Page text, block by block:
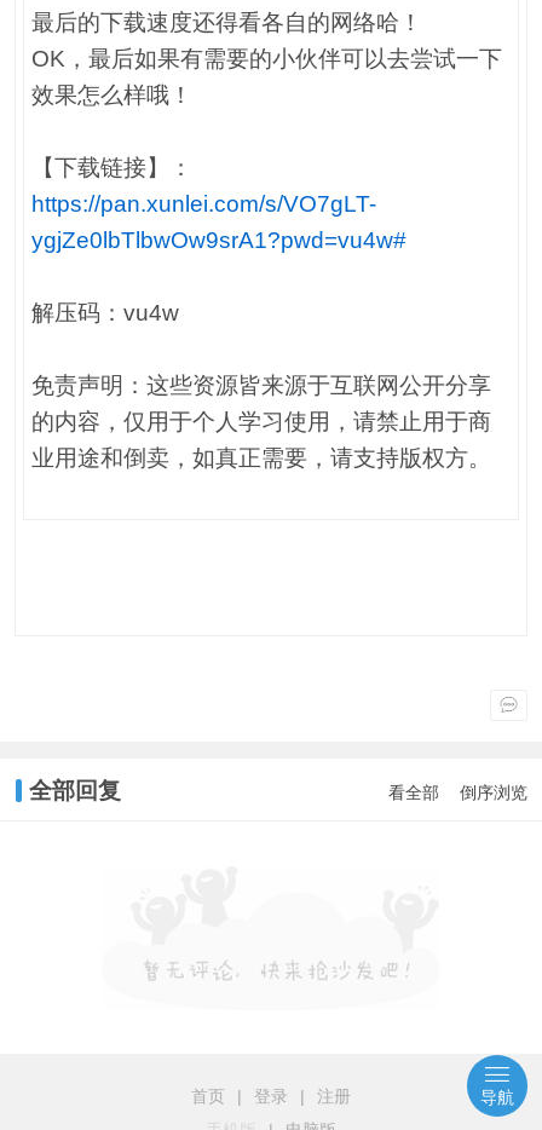
最后的下载速度还得看各自的网络哈！
OK，最后如果有需要的小伙伴可以去尝试一下
效果怎么样哦！
【下载链接】：
https://pan.xunlei.com/s/VO7gLT-
ygjZe0lbTlbwOw9srA1?pwd=vu4w#
解压码：vu4w
免责声明：这些资源皆来源于互联网公开分享
的内容，仅用于个人学习使用，请禁止用于商
业用途和倒卖，如真正需要，请支持版权方。
全部回复 看全部 倒序浏览
首页 | 登录 |
注册
导航